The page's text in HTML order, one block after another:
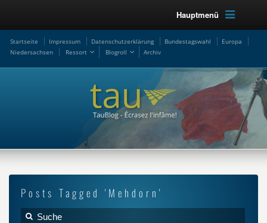
Hauptmenü
Startseite Impressum Datenschutzerklärung Bundestagswahl
Europa
Niedersachsen
Ressort Blogroll Archiv
Posts Tagged 'Mehdorn'